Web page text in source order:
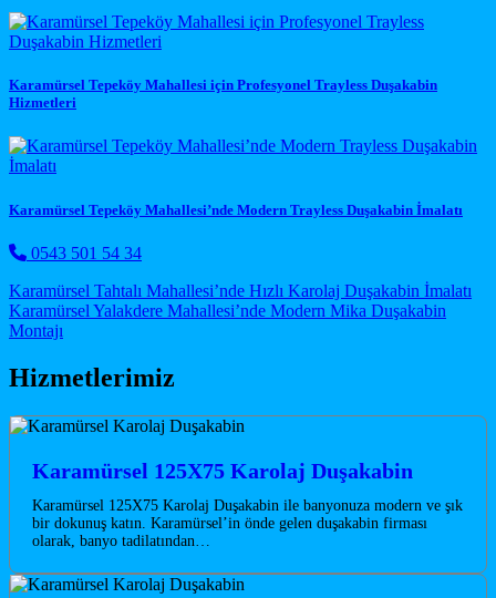
Karamürsel Tepeköy Mahallesi için Profesyonel Trayless Duşakabin
Hizmetleri
Karamürsel Tepeköy Mahallesi’nde Modern Trayless Duşakabin İmalatı
0543 501 54 34
Post navigation
Karamürsel Tahtalı Mahallesi’nde Hızlı Karolaj Duşakabin İmalatı
Karamürsel Yalakdere Mahallesi’nde Modern Mika Duşakabin
Montajı
Hizmetlerimiz
Karamürsel 125X75 Karolaj Duşakabin
Karamürsel 125X75 Karolaj Duşakabin ile banyonuza modern ve şık
bir dokunuş katın. Karamürsel’in önde gelen duşakabin firması
olarak, banyo tadilatından…